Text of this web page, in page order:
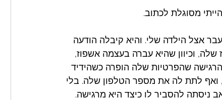
מסוגלת לכתוב.
אצל הילדה שלי. והיא קיבלה הודעה
וכיוון שהיא עברה בעצמה אשפוז,
שהפרטיות שלה הופרה כשהידיד
לתת לה את מספר הטלפון שלה. בלי
ניסתה להסביר לו כיצד היא מרגישה.